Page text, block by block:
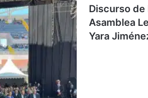
Discurso de
Asamblea
Yara